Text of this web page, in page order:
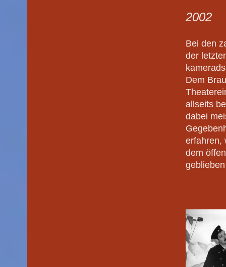
2002
Bei den
der
Dem
allseits
dabei
erfahren,
dem